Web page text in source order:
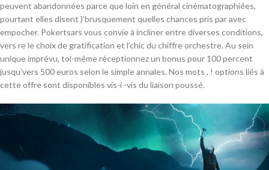
peuvent abandonnées parce que loin en général cinématographiées,
pourtant elles disent )’brusquement quelles chances pris par avec
empocher. Pokertsars vous convie à incliner entre diverses conditions,
vers re le choix de gratification et l’chic du chiffre orchestre. Au sein
unique imprévu, toi-même réceptionnez un bonus pour 100 percent
jusqu’vers 500 euros selon le simple annales. Nos mots , ! options liés à
cette offre sont disponibles vis-í -vis du liaison poussé.